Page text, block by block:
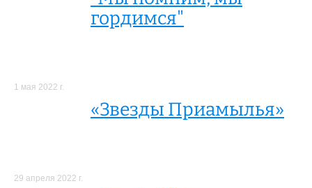
гордимся"
1 мая 2022 г.
«Звезды Приамылья»
29 апреля 2022 г.